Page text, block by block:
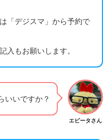
「デジスマ」から予約で
入もお願いします。
エビータさん
いいですか？